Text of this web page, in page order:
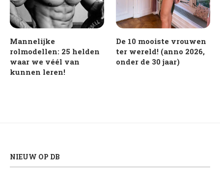
Mannelijke
rolmodellen: 25 helden
waar we véél van
kunnen leren!
De 10 mooiste vrouwen
ter wereld! (anno 2026,
onder de 30 jaar)
NIEUW OP DB